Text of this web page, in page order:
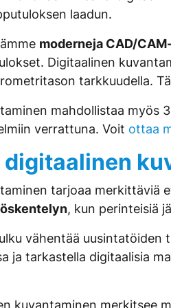
laadun.
moderneja CAD/
Digitaalinen
tarkkuudella.
mahdollistaa myös
verrattuna. Voit ottaa
tarjoaa merkittäviä
, kun perinteisiä
vähentää
ja tarkastella digitaalisia
kuvantaminen merkitsee